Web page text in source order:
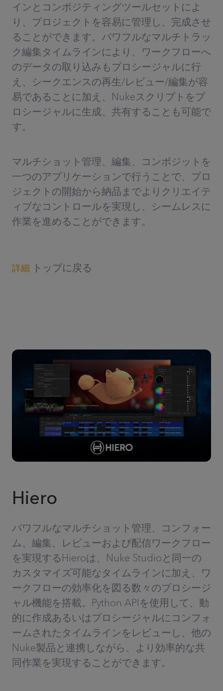
インとコンポジティングツールセットによ
り、プロジェクトを容易に管理し、完成させ
ることができます。パワフルなマルチトラッ
ク編集タイムラインにより、ワークフローへ
のデータの取り込みもプロシージャルに行
え、シークエンスの再生/レビュー/編集が容
易であることに加え、Nukeスクリプトをプ
ロシージャルに生成、共有することも可能で
す。
マルチショット管理、編集、コンポジットを
一つのアプリケーションで行うことで、プロ
ジェクトの開始から納品までよりクリエイテ
ィブなコントロールを実現し、シームレスに
作業を進めることができます。
詳細 トップに戻る
Hiero
パワフルなマルチショット管理、コンフォー
ム、編集、レビューおよび配信ワークフロー
を実現するHieroは、Nuke Studioと同一の
カスタマイズ可能なタイムラインに加え、ワ
ークフローの効率化を図る数々のプロシージ
ャル機能を搭載。Python APIを使用して、動
的に作成あるいはプロシージャルにコンフォ
ームされたタイムラインをレビューし、他の
Nuke製品と連携しながら、より効率的な共
同作業を実現することができます。